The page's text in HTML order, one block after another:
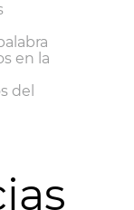
en la
del